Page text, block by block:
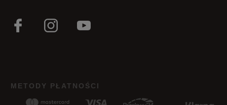
METODY PŁATNOŚCI